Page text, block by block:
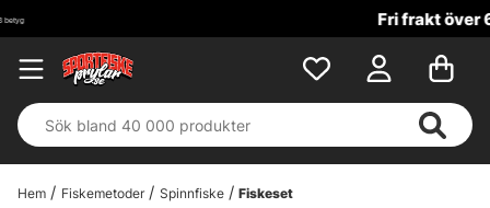
Hem Fiskemetoder Spinnfiske Fiskeset